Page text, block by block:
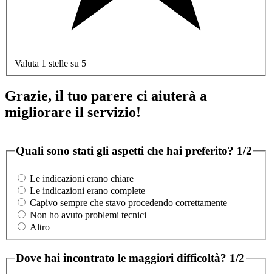
Valuta 1 stelle su 5
Grazie, il tuo parere ci aiuterà a
migliorare il servizio!
Quali sono stati gli aspetti che hai preferito? 1/2
Le indicazioni erano chiare
Le indicazioni erano complete
Capivo sempre che stavo procedendo correttamente
Non ho avuto problemi tecnici
Altro
Dove hai incontrato le maggiori difficoltà? 1/2